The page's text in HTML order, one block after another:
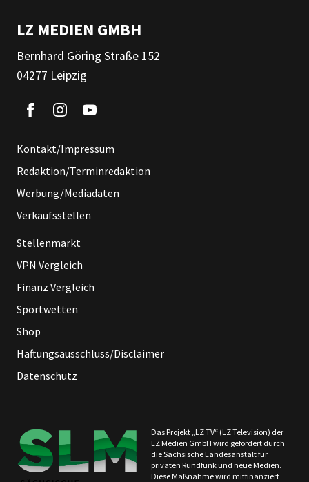
LZ MEDIEN GMBH
Bernhard Göring Straße 152
04277 Leipzig
Kontakt/Impressum
Redaktion/Terminredaktion
Werbung/Mediadaten
Verkaufsstellen
Stellenmarkt
VPN Vergleich
Finanz Vergleich
Sportwetten
Shop
Haftungsausschluss/Disclaimer
Datenschutz
Das Projekt „LZ TV“ (LZ Television) der
LZ Medien GmbH wird gefördert durch
die Sächsische Landesanstalt für
privaten Rundfunk und neue Medien.
Diese Maßnahme wird mitfinanziert